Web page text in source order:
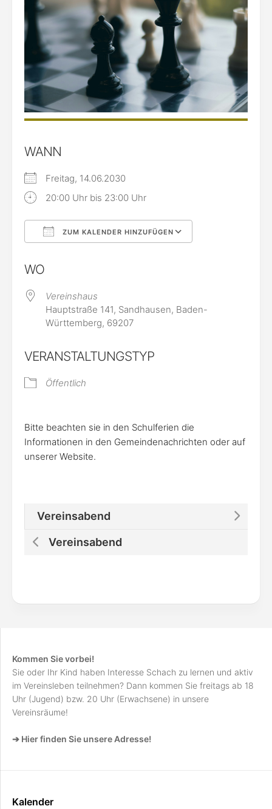
WANN
Freitag, 14.06.2030
20:00 Uhr bis 23:00 Uhr
ZUM KALENDER HINZUFÜGEN
WO
Vereinshaus
Hauptstraße 141, Sandhausen, Baden-
Württemberg, 69207
VERANSTALTUNGSTYP
Öffentlich
Bitte beachten sie in den Schulferien die
Informationen in den Gemeindenachrichten oder auf
unserer Website.
Vereinsabend
Vereinsabend
Kommen Sie vorbei!
Sie oder Ihr Kind haben Interesse Schach zu lernen und aktiv
im Vereinsleben teilnehmen? Dann kommen Sie freitags ab 18
Uhr (Jugend) bzw. 20 Uhr (Erwachsene) in unsere
Vereinsräume!
➔ Hier finden Sie unsere Adresse!
Kalender